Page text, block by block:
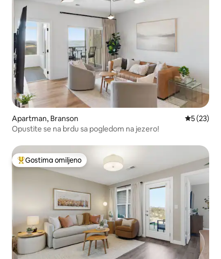
Apartman, Branson Prosečna
5 (23)
Opustite se na brdu sa pogledom na jezero!
Najuspešniji među gostima omiljenim
Gostima omiljeno